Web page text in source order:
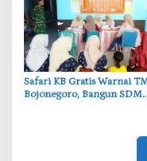
‎Safari KB Gratis Warnai
Bojonegoro, Bangun SDM